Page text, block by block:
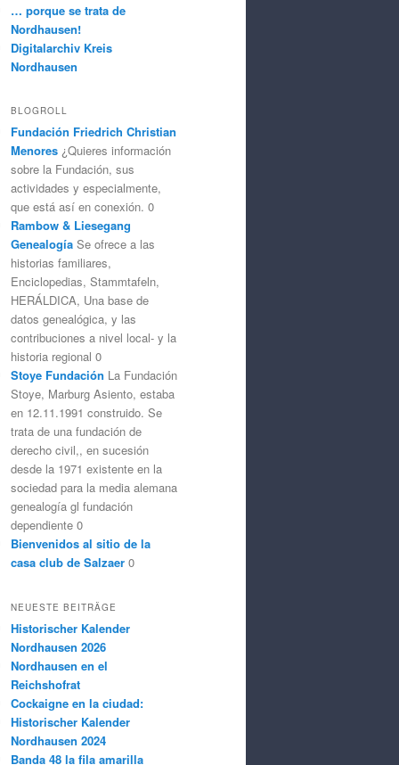
… porque se trata de
Nordhausen!
Digitalarchiv Kreis
Nordhausen
BLOGROLL
Fundación Friedrich Christian
Menores ¿Quieres información
sobre la Fundación, sus
actividades y especialmente,
que está así en conexión. 0
Rambow & Liesegang
Genealogía Se ofrece a las
historias familiares,
Enciclopedias, Stammtafeln,
HERÁLDICA, Una base de
datos genealógica, y las
contribuciones a nivel local- y la
historia regional 0
Stoye Fundación La Fundación
Stoye, Marburg Asiento, estaba
en 12.11.1991 construido. Se
trata de una fundación de
derecho civil,, en sucesión
desde la 1971 existente en la
sociedad para la media alemana
genealogía gl fundación
dependiente 0
Bienvenidos al sitio de la
casa club de Salzaer 0
NEUESTE BEITRÄGE
Historischer Kalender
Nordhausen 2026
Nordhausen en el
Reichshofrat
Cockaigne en la ciudad:
Historischer Kalender
Nordhausen 2024
Banda 48 la fila amarilla